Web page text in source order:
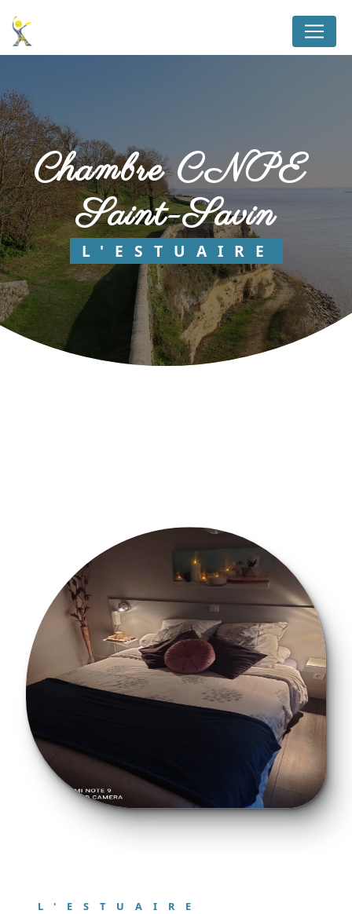
chambre CNPE
Saint-Savin
L'ESTUAIRE
L'ESTUAIRE